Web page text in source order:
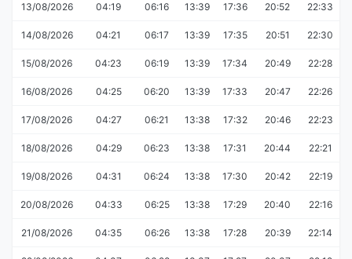
13/08/2026 04:19 06:16 13:39 17:36 20:52 22:33
14/08/2026 04:21 06:17 13:39 17:35 20:51 22:30
15/08/2026 04:23 06:19 13:39 17:34 20:49 22:28
16/08/2026 04:25 06:20 13:39 17:33 20:47 22:26
17/08/2026 04:27 06:21 13:38 17:32 20:46 22:23
18/08/2026 04:29 06:23 13:38 17:31 20:44 22:21
19/08/2026 04:31 06:24 13:38 17:30 20:42 22:19
20/08/2026 04:33 06:25 13:38 17:29 20:40 22:16
21/08/2026 04:35 06:26 13:38 17:28 20:39 22:14